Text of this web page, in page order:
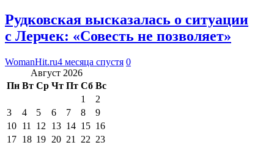
Рудковская высказалась о ситуации
с Лерчек: «Совесть не позволяет»
WomanHit.ru4 месяца спустя 0
Август 2026
Пн Вт Ср Чт Пт Сб Вс
1
2
3
4 5 6 7 8
9
10 11 12 13 14 15 16
17 18 19 20 21 22 23